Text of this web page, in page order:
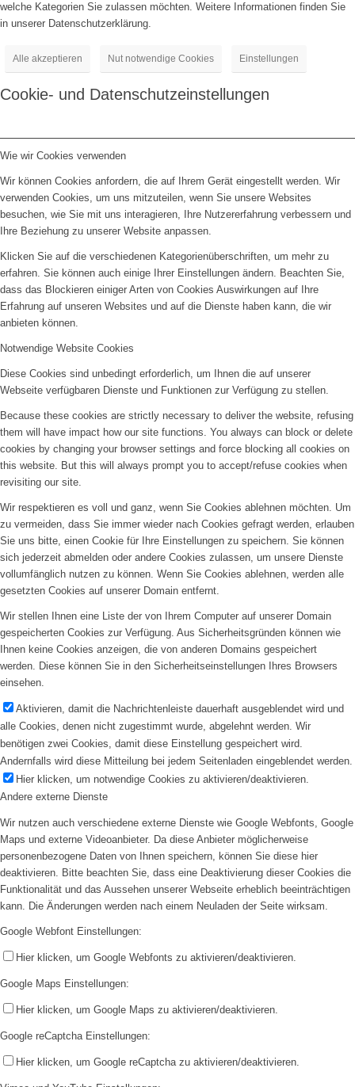
welche Kategorien Sie zulassen möchten. Weitere Informationen finden Sie
in unserer Datenschutzerklärung.
Alle akzeptieren Nut notwendige Cookies Einstellungen
Cookie- und Datenschutzeinstellungen
Wie wir Cookies verwenden
Wir können Cookies anfordern, die auf Ihrem Gerät eingestellt werden. Wir
verwenden Cookies, um uns mitzuteilen, wenn Sie unsere Websites
besuchen, wie Sie mit uns interagieren, Ihre Nutzererfahrung verbessern und
Ihre Beziehung zu unserer Website anpassen.
Klicken Sie auf die verschiedenen Kategorienüberschriften, um mehr zu
erfahren. Sie können auch einige Ihrer Einstellungen ändern. Beachten Sie,
dass das Blockieren einiger Arten von Cookies Auswirkungen auf Ihre
Erfahrung auf unseren Websites und auf die Dienste haben kann, die wir
anbieten können.
Notwendige Website Cookies
Diese Cookies sind unbedingt erforderlich, um Ihnen die auf unserer
Webseite verfügbaren Dienste und Funktionen zur Verfügung zu stellen.
Because these cookies are strictly necessary to deliver the website, refusing
them will have impact how our site functions. You always can block or delete
cookies by changing your browser settings and force blocking all cookies on
this website. But this will always prompt you to accept/refuse cookies when
revisiting our site.
Wir respektieren es voll und ganz, wenn Sie Cookies ablehnen möchten. Um
zu vermeiden, dass Sie immer wieder nach Cookies gefragt werden, erlauben
Sie uns bitte, einen Cookie für Ihre Einstellungen zu speichern. Sie können
sich jederzeit abmelden oder andere Cookies zulassen, um unsere Dienste
vollumfänglich nutzen zu können. Wenn Sie Cookies ablehnen, werden alle
gesetzten Cookies auf unserer Domain entfernt.
Wir stellen Ihnen eine Liste der von Ihrem Computer auf unserer Domain
gespeicherten Cookies zur Verfügung. Aus Sicherheitsgründen können wie
Ihnen keine Cookies anzeigen, die von anderen Domains gespeichert
werden. Diese können Sie in den Sicherheitseinstellungen Ihres Browsers
einsehen.
Aktivieren, damit die Nachrichtenleiste dauerhaft ausgeblendet wird und
alle Cookies, denen nicht zugestimmt wurde, abgelehnt werden. Wir
benötigen zwei Cookies, damit diese Einstellung gespeichert wird.
Andernfalls wird diese Mitteilung bei jedem Seitenladen eingeblendet werden.
Hier klicken, um notwendige Cookies zu aktivieren/deaktivieren.
Andere externe Dienste
Wir nutzen auch verschiedene externe Dienste wie Google Webfonts, Google
Maps und externe Videoanbieter. Da diese Anbieter möglicherweise
personenbezogene Daten von Ihnen speichern, können Sie diese hier
deaktivieren. Bitte beachten Sie, dass eine Deaktivierung dieser Cookies die
Funktionalität und das Aussehen unserer Webseite erheblich beeinträchtigen
kann. Die Änderungen werden nach einem Neuladen der Seite wirksam.
Google Webfont Einstellungen:
Hier klicken, um Google Webfonts zu aktivieren/deaktivieren.
Google Maps Einstellungen:
Hier klicken, um Google Maps zu aktivieren/deaktivieren.
Google reCaptcha Einstellungen:
Hier klicken, um Google reCaptcha zu aktivieren/deaktivieren.